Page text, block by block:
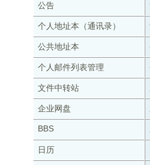
公告
个人地址本（通讯录）
公共地址本
个人邮件列表管理
文件中转站
企业网盘
BBS
日历